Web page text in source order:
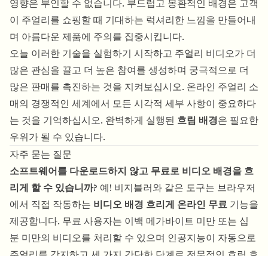
영향은 부인할 수 없습니다. 부드럽고 몽환적인 배경은 고객
이 주얼리를 쇼핑할 때 기대하는 럭셔리한 느낌을 만들어내
며 아름다운 제품에 주의를 집중시킵니다.
오늘 이러한 기술을 실험하기 시작하고 주얼리 비디오가 더
많은 관심을 끌고 더 높은 참여를 생성하며 궁극적으로 더
많은 판매를 촉진하는 것을 지켜보십시오. 온라인 주얼리 소
매의 경쟁적인 세계에서 모든 시각적 세부 사항이 중요하다
는 것을 기억하십시오. 완벽하게 실행된 흐림 배경은 필요한
우위가 될 수 있습니다.
자주 묻는 질문
소프트웨어를 다운로드하지 않고 무료로 비디오 배경을 흐
리게 할 수 있습니까? 예! 비지블러와 같은 도구는 브라우저
에서 직접 작동하는 비디오 배경 흐리게 온라인 무료 기능을
제공합니다. 무료 사용자는 이백 메가바이트 미만 또는 십
분 미만의 비디오를 처리할 수 있으며 인공지능이 자동으로